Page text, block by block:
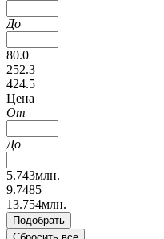
До
80.0
252.3
424.5
Цена
От
До
5.743млн.
9.7485
13.754млн.